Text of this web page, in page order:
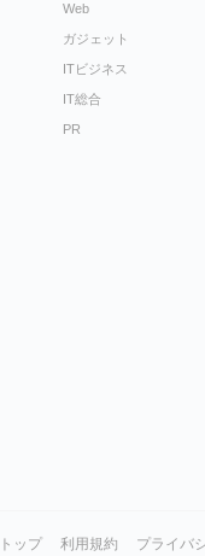
Web
ガジェット
ITビジネス
IT総合
PR
ップ 利用規約 プライバ